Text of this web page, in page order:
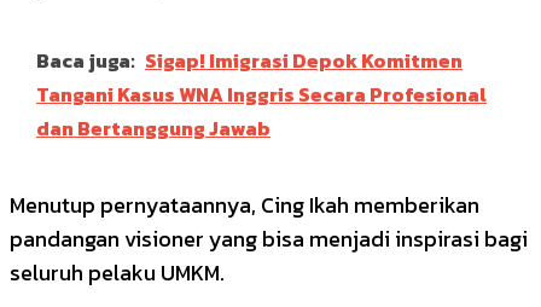
Baca juga: Sigap! Imigrasi Depok Komitmen
Tangani Kasus WNA Inggris Secara Profesional
dan Bertanggung Jawab
Menutup pernyataannya, Cing Ikah memberikan
pandangan visioner yang bisa menjadi inspirasi bagi
seluruh pelaku UMKM.